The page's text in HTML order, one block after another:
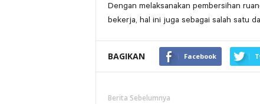
Dengan melaksanakan pembersihan
bekerja, hal ini juga sebagai salah satu
BAGIKAN Facebook
Berita Sebelumnya